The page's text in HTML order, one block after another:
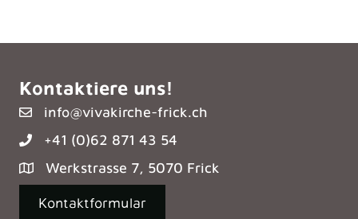
Kontaktiere uns!
info@vivakirche-frick.ch
+41 (0)62 871 43 54
Werkstrasse 7, 5070 Frick
Kontaktformular